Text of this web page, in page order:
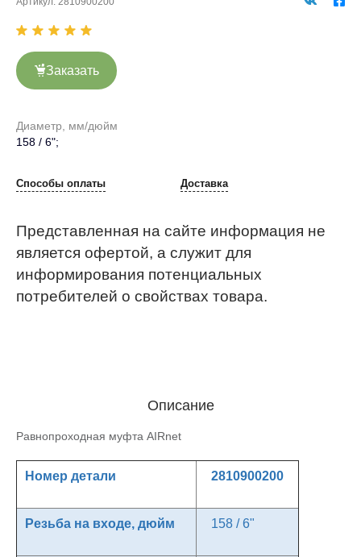
Заказать
Диаметр, мм/дюйм
158 / 6";
Способы оплаты Доставка
Представленная на сайте информация не
является офертой, а служит для
информирования потенциальных
потребителей о свойствах товара.
Описание
Равнопроходная муфта AIRnet
Номер детали 2810900200
Резьба на входе, дюйм 158 / 6"